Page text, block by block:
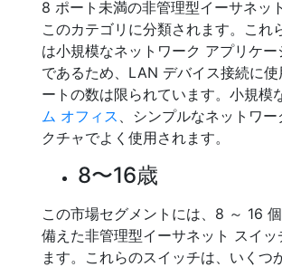
8 ポート未満の非管理型イーサネッ
このカテゴリに分類されます。これ
は小規模なネットワーク アプリケー
であるため、LAN デバイス接続に使
ートの数は限られています。小規模
ム オフィス 、シンプルなネットワ
クチャでよく使用されます。
8〜16歳
この市場セグメントには、8 ～ 16
備えた非管理型イーサネット スイッ
ます。これらのスイッチは、いくつ